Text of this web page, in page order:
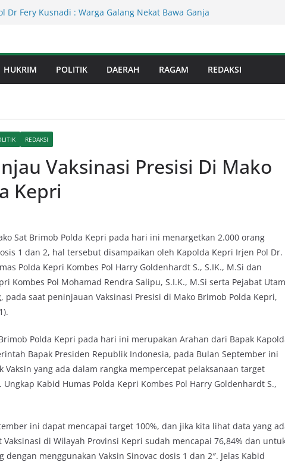
Hukum Profesional Tanpa Praktik Transaksiona
Penanganan Infrastruktur Kota Medan, Dinas
Perkuat Sinergi dengan Kecamatan
HUKRIM POLITIK DAERAH RAGAM REDAKSI
REDAKSI
Vaksinasi Presisi Di Mako
Kepri
Sat Brimob Polda Kepri pada hari ini menargetkan 2.000 orang
1 dan 2, hal tersebut disampaikan oleh Kapolda Kepri Irjen Pol Dr.
Polda Kepri Kombes Pol Harry Goldenhardt S., S.IK., M.Si dan
Kombes Pol Mohamad Rendra Salipu, S.I.K., M.Si serta Pejabat
pada saat peninjauan Vaksinasi Presisi di Mako Brimob Polda Kepri,
Polda Kepri pada hari ini merupakan Arahan dari Bapak
Bapak Presiden Republik Indonesia, pada Bulan September ini
Vaksin yang ada dalam rangka mempercepat pelaksanaan target
Kabid Humas Polda Kepri Kombes Pol Harry Goldenhardt S.,
ini dapat mencapai target 100%, dan jika kita lihat data yang
di Wilayah Provinsi Kepri sudah mencapai 76,84% dan
menggunakan Vaksin Sinovac dosis 1 dan 2″. Jelas Kabid